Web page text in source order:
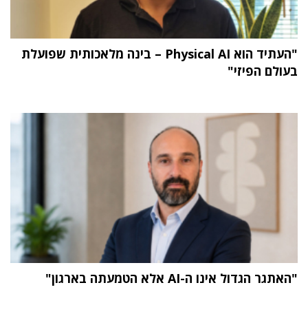
"העתיד הוא Physical AI – בינה מלאכותית שפועלת
בעולם הפיזי"
"האתגר הגדול אינו ה-AI אלא הטמעתה בארגון"